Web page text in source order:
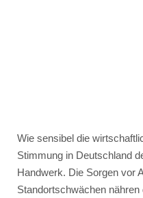
Wie sensibel die
Stimmung in Deutschland
Handwerk. Die Sorgen vor
Standortschwächen